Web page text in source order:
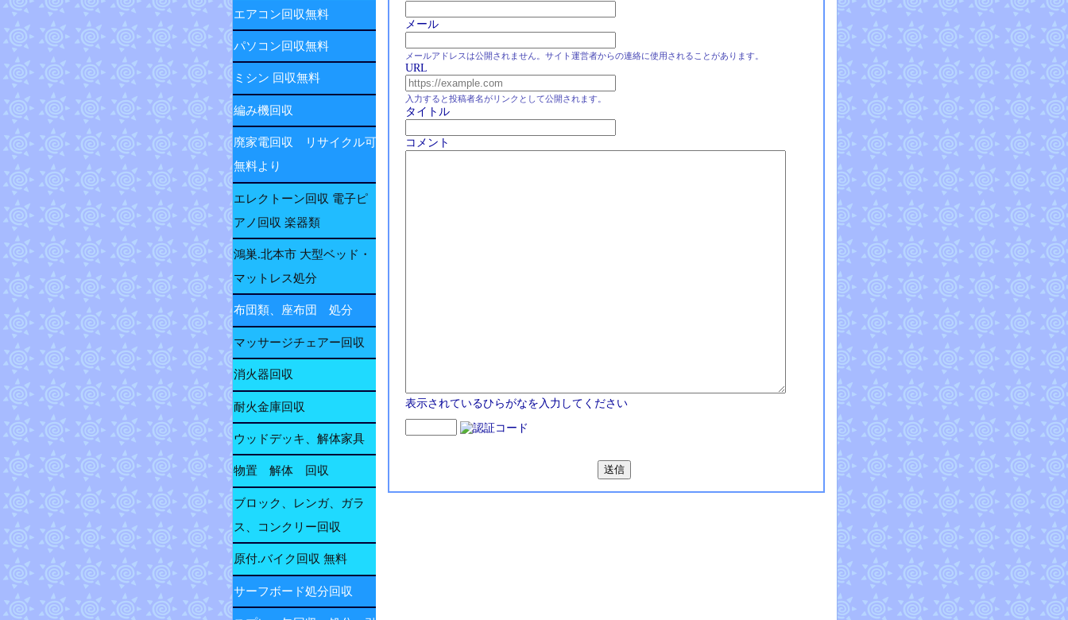
メール
メールアドレスは公開されません。サイト運営者からの連絡に使用されることがあります。
URL
入力すると投稿者名がリンクとして公開されます。
タイトル
コメント
表示されているひらがなを入力してください
エアコン回収無料
パソコン回収無料
ミシン 回収無料
編み機回収
廃家電回収 リサイクル可
無料より
エレクトーン回収 電子ピ
アノ回収 楽器類
鴻巣.北本市 大型ベッド・
マットレス処分
布団類、座布団 処分
マッサージチェアー回収
消火器回収
耐火金庫回収
ウッドデッキ、解体家具
物置 解体 回収
ブロック、レンガ、ガラ
ス、コンクリー回収
原付.バイク回収 無料
サーフボード処分回収